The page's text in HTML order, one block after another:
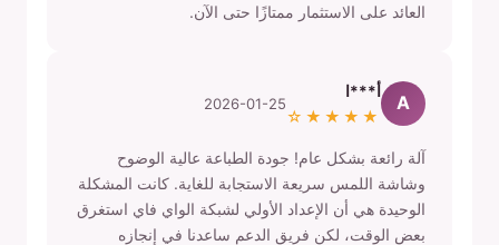
العائد على الاستثمار ممتازًا حتى الآن.
A
أ***ا
★★★★☆
2026-01-25
آلة رائعة بشكل عام! جودة الطباعة عالية الوضوح
وشاشة اللمس سريعة الاستجابة للغاية. كانت المشكلة
الوحيدة هي أن الإعداد الأولي لشبكة الواي فاي استغرق
بعض الوقت، لكن فريق الدعم ساعدنا في إنجازه